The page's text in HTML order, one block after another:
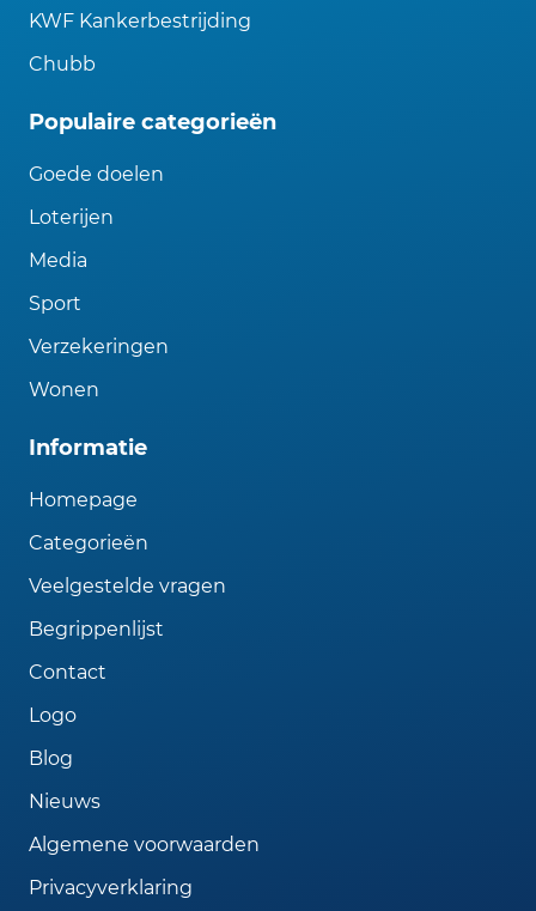
KWF Kankerbestrijding
Chubb
Populaire categorieën
Goede doelen
Loterijen
Media
Sport
Verzekeringen
Wonen
Informatie
Homepage
Categorieën
Veelgestelde vragen
Begrippenlijst
Contact
Logo
Blog
Nieuws
Algemene voorwaarden
Privacyverklaring